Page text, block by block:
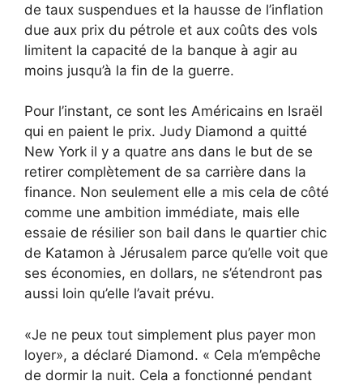
de taux suspendues et la hausse de l’inflation
due aux prix du pétrole et aux coûts des vols
limitent la capacité de la banque à agir au
moins jusqu’à la fin de la guerre.
Pour l’instant, ce sont les Américains en Israël
qui en paient le prix. Judy Diamond a quitté
New York il y a quatre ans dans le but de se
retirer complètement de sa carrière dans la
finance. Non seulement elle a mis cela de côté
comme une ambition immédiate, mais elle
essaie de résilier son bail dans le quartier chic
de Katamon à Jérusalem parce qu’elle voit que
ses économies, en dollars, ne s’étendront pas
aussi loin qu’elle l’avait prévu.
«Je ne peux tout simplement plus payer mon
loyer», a déclaré Diamond. « Cela m’empêche
de dormir la nuit. Cela a fonctionné pendant